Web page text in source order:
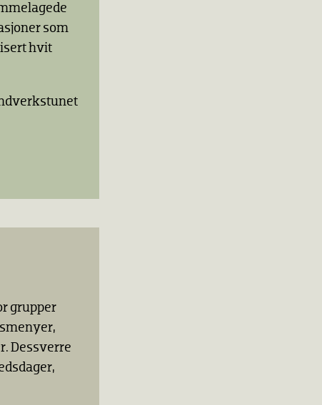
som
hvit
grupper
Dessverre